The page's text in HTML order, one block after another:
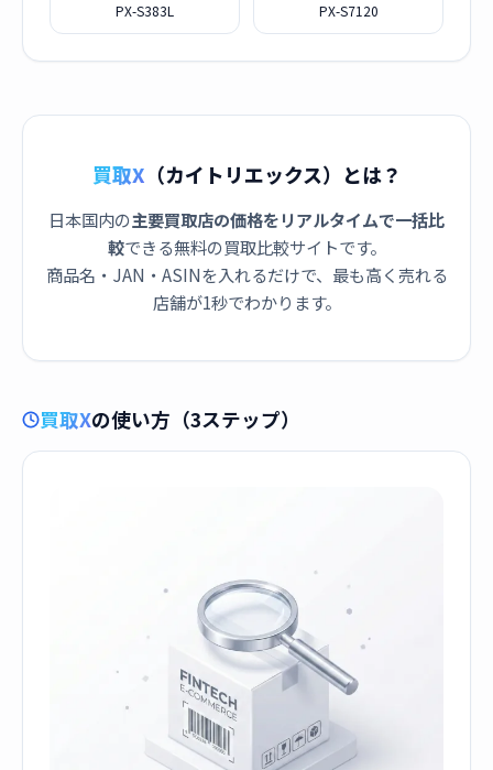
PX-S383L
PX-S7120
買取X （カイトリエックス）とは？
日本国内の主要買取店の価格をリアルタイムで一括比
較できる無料の買取比較サイトです。
商品名・JAN・ASINを入れるだけで、最も高く売れる
店舗が1秒でわかります。
買取Xの使い方（3ステップ）